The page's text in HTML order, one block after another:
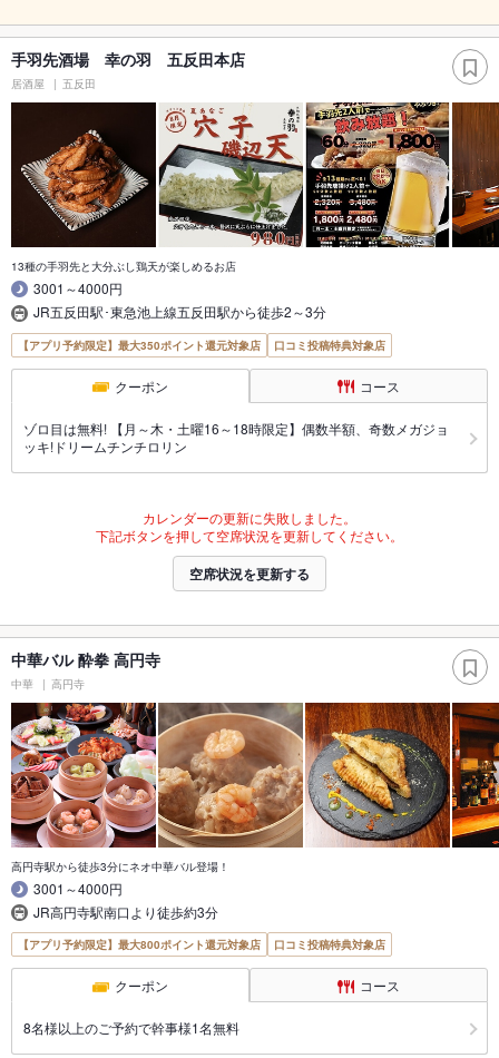
手羽先酒場 幸の羽 五反田本店
居酒屋 五反田
13種の手羽先と大分ぶし鶏天が楽しめるお店
3001～4000円
JR五反田駅･東急池上線五反田駅から徒歩2～3分
【アプリ予約限定】最大350ポイント還元対象店 口コミ投稿特典対象店
クーポン コース
ゾロ目は無料! 【月～木・土曜16～18時限定】偶数半額、奇数メガジョ
ッキ!ドリームチンチロリン
カレンダーの更新に失敗しました。
下記ボタンを押して空席状況を更新してください。
空席状況を更新する
中華バル 酔拳 高円寺
中華 高円寺
高円寺駅から徒歩3分にネオ中華バル登場！
3001～4000円
JR高円寺駅南口より徒歩約3分
【アプリ予約限定】最大800ポイント還元対象店 口コミ投稿特典対象店
クーポン コース
8名様以上のご予約で幹事様1名無料